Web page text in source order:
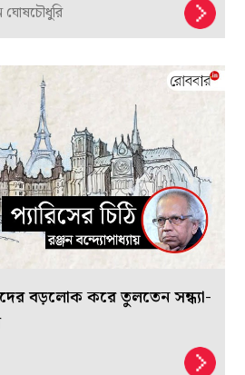
ঘোষচৌধুরি
বড়লোক করে তুলতেন সন্ধ্যা-